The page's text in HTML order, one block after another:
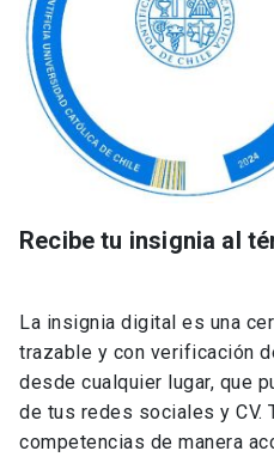
Recibe tu insignia al
La insignia digital es una
trazable y con verificación
desde cualquier lugar, que
de tus redes sociales y CV.
competencias de manera